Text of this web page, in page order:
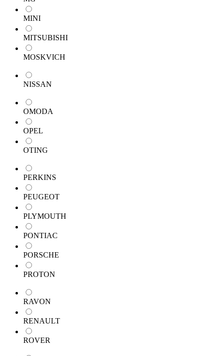
MINI
MITSUBISHI
MOSKVICH
NISSAN
OMODA
OPEL
OTING
PERKINS
PEUGEOT
PLYMOUTH
PONTIAC
PORSCHE
PROTON
RAVON
RENAULT
ROVER